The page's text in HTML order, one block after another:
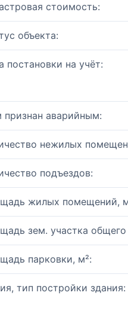
стоимость:
объекта:
постановки на учёт:
аварийным:
нежилых
подъездов:
жилых помещений,
зем. участка
парковки, м²:
тип постройки здания: